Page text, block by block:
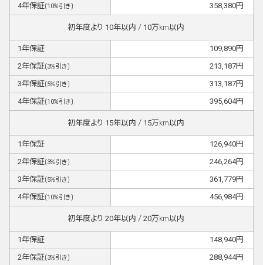
4年保証(10%引き) 358,380円
初年度より 10年以内 / 10万km以内
1年保証 109,890円
2年保証(3%引き) 213,187円
3年保証(5%引き) 313,187円
4年保証(10%引き) 395,604円
初年度より 15年以内 / 15万km以内
1年保証 126,940円
2年保証(3%引き) 246,264円
3年保証(5%引き) 361,779円
4年保証(10%引き) 456,984円
初年度より 20年以内 / 20万km以内
1年保証 148,940円
2年保証(3%引き) 288,944円